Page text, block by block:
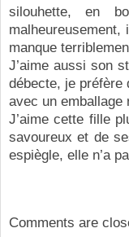
silouhette, en
manque
J’aime aussi son
débecte, je préfère
avec un emballage
J’aime cette fille
savoureux et de
espiègle, elle n’a
Comments are